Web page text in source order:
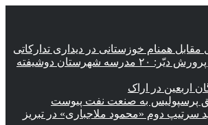
مقابل همنام خوزستانی در دیداری تدارکاتی
مدیر آموزش و پرورش دیّر: ۲۰ مدرسه شهرستان دوشیفته
اربعین در اراک
پرسپولیس به صنعت نفت پیوست
سرتیپ دوم «محمود ملاجباری» در تبریز